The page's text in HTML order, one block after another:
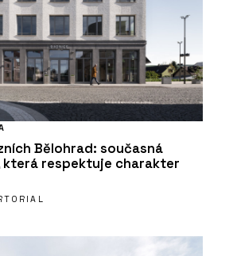
Bělohrad: současná
respektuje charakter